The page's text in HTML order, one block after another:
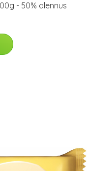
- 50% alennus